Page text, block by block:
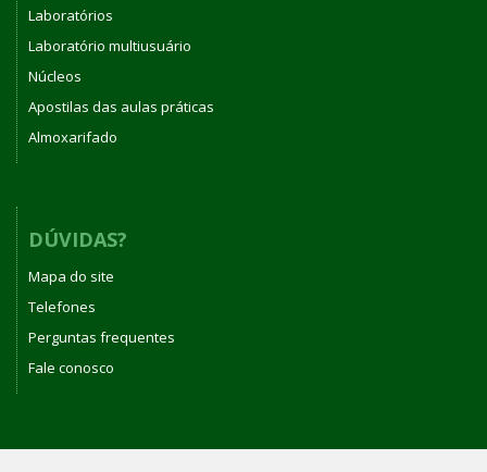
Laboratórios
Laboratório multiusuário
Núcleos
Apostilas das aulas práticas
Almoxarifado
DÚVIDAS?
Mapa do site
Telefones
Perguntas frequentes
Fale conosco